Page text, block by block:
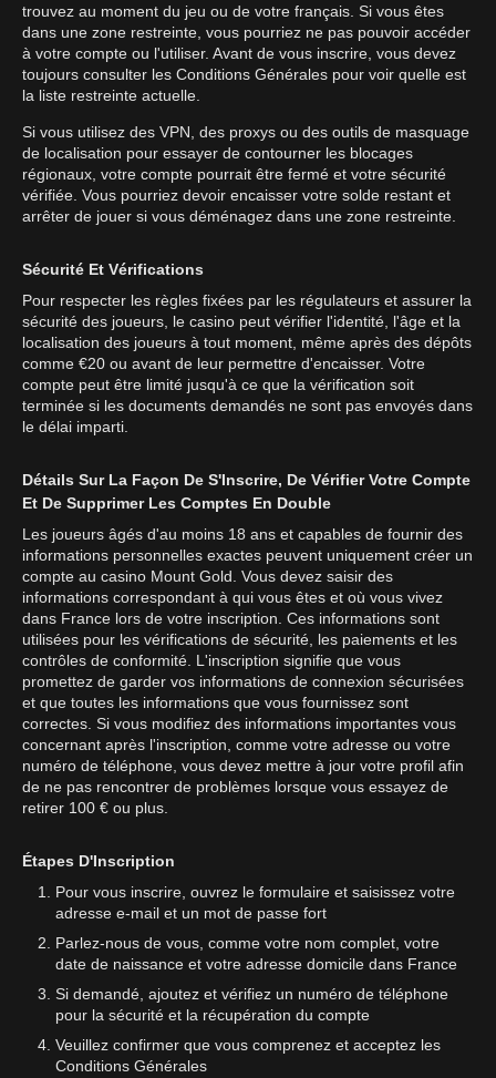
trouvez au moment du jeu ou de votre français. Si vous êtes
dans une zone restreinte, vous pourriez ne pas pouvoir accéder
à votre compte ou l'utiliser. Avant de vous inscrire, vous devez
toujours consulter les Conditions Générales pour voir quelle est
la liste restreinte actuelle.
Si vous utilisez des VPN, des proxys ou des outils de masquage
de localisation pour essayer de contourner les blocages
régionaux, votre compte pourrait être fermé et votre sécurité
vérifiée. Vous pourriez devoir encaisser votre solde restant et
arrêter de jouer si vous déménagez dans une zone restreinte.
Sécurité Et Vérifications
Pour respecter les règles fixées par les régulateurs et assurer la
sécurité des joueurs, le casino peut vérifier l'identité, l'âge et la
localisation des joueurs à tout moment, même après des dépôts
comme €20 ou avant de leur permettre d'encaisser. Votre
compte peut être limité jusqu'à ce que la vérification soit
terminée si les documents demandés ne sont pas envoyés dans
le délai imparti.
Détails Sur La Façon De S'Inscrire, De Vérifier Votre Compte
Et De Supprimer Les Comptes En Double
Les joueurs âgés d'au moins 18 ans et capables de fournir des
informations personnelles exactes peuvent uniquement créer un
compte au casino Mount Gold. Vous devez saisir des
informations correspondant à qui vous êtes et où vous vivez
dans France lors de votre inscription. Ces informations sont
utilisées pour les vérifications de sécurité, les paiements et les
contrôles de conformité. L'inscription signifie que vous
promettez de garder vos informations de connexion sécurisées
et que toutes les informations que vous fournissez sont
correctes. Si vous modifiez des informations importantes vous
concernant après l'inscription, comme votre adresse ou votre
numéro de téléphone, vous devez mettre à jour votre profil afin
de ne pas rencontrer de problèmes lorsque vous essayez de
retirer 100 € ou plus.
Étapes D'Inscription
Pour vous inscrire, ouvrez le formulaire et saisissez votre
adresse e-mail et un mot de passe fort
Parlez-nous de vous, comme votre nom complet, votre
date de naissance et votre adresse domicile dans France
Si demandé, ajoutez et vérifiez un numéro de téléphone
pour la sécurité et la récupération du compte
Veuillez confirmer que vous comprenez et acceptez les
Conditions Générales